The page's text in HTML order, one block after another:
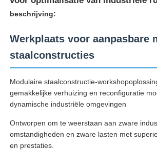
Producten
Over ons
beschrijving:
Werkplaats voor aanpasbare
staalconstructies
Modulaire staalconstructie-
gemakkelijke verhuizing en reconfiguratie
dynamische industriële omgevingen
Ontworpen om te weerstaan aan zware
omstandigheden en zware lasten met
en prestaties.